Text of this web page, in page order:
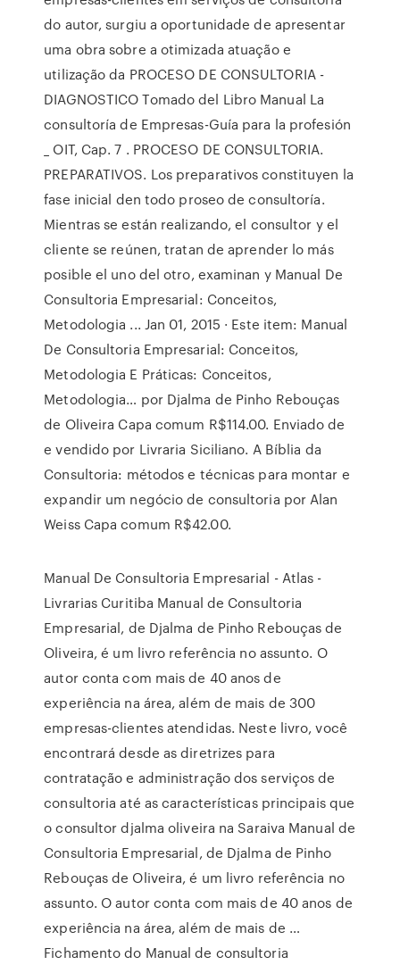
do autor, surgiu a oportunidade de apresentar
uma obra sobre a otimizada atuação e
utilização da PROCESO DE CONSULTORIA -
DIAGNOSTICO Tomado del Libro Manual La
consultoría de Empresas-Guía para la profesión
_ OIT, Cap. 7 . PROCESO DE CONSULTORIA.
PREPARATIVOS. Los preparativos constituyen la
fase inicial den todo proseo de consultoría.
Mientras se están realizando, el consultor y el
cliente se reúnen, tratan de aprender lo más
posible el uno del otro, examinan y Manual De
Consultoria Empresarial: Conceitos,
Metodologia ... Jan 01, 2015 · Este item: Manual
De Consultoria Empresarial: Conceitos,
Metodologia E Práticas: Conceitos,
Metodologia… por Djalma de Pinho Rebouças
de Oliveira Capa comum R$114.00. Enviado de
e vendido por Livraria Siciliano. A Bíblia da
Consultoria: métodos e técnicas para montar e
expandir um negócio de consultoria por Alan
Weiss Capa comum R$42.00.
Manual De Consultoria Empresarial - Atlas -
Livrarias Curitiba Manual de Consultoria
Empresarial, de Djalma de Pinho Rebouças de
Oliveira, é um livro referência no assunto. O
autor conta com mais de 40 anos de
experiência na área, além de mais de 300
empresas-clientes atendidas. Neste livro, você
encontrará desde as diretrizes para
contratação e administração dos serviços de
consultoria até as características principais que
o consultor djalma oliveira na Saraiva Manual de
Consultoria Empresarial, de Djalma de Pinho
Rebouças de Oliveira, é um livro referência no
assunto. O autor conta com mais de 40 anos de
experiência na área, além de mais de …
Fichamento do Manual de consultoria